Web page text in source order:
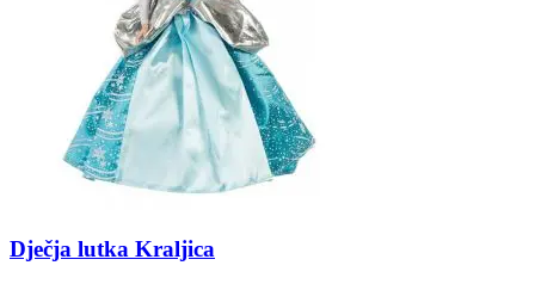
Dječja lutka Kraljica